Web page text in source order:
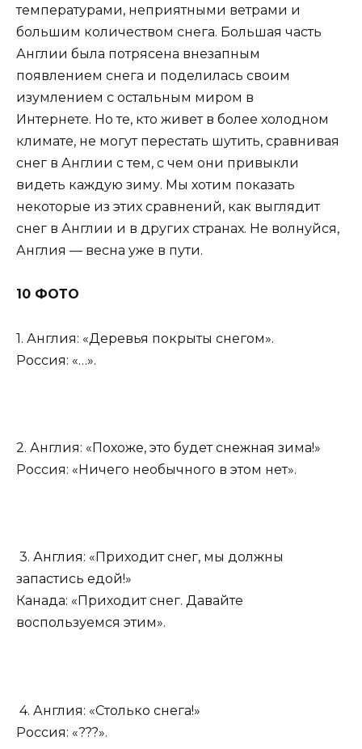
температурами, неприятными ветрами и
большим количеством снега. Большая часть
Англии была потрясена внезапным
появлением снега и поделилась своим
изумлением с остальным миром в
Интернете. Но те, кто живет в более холодном
климате, не могут перестать шутить, сравнивая
снег в Англии с тем, с чем они привыкли
видеть каждую зиму. Мы хотим показать
некоторые из этих сравнений, как выглядит
снег в Англии и в других странах. Не волнуйся,
Англия — весна уже в пути.
10 ФОТО
1. Англия: «Деревья покрыты снегом».
Россия: «…».
2. Англия: «Похоже, это будет снежная зима!»
Россия: «Ничего необычного в этом нет».
3. Англия: «Приходит снег, мы должны
запастись едой!»
Канада: «Приходит снег. Давайте
воспользуемся этим».
4. Англия: «Столько снега!»
Россия: «???».